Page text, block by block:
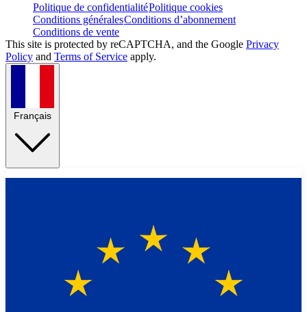
Politique de confidentialitéPolitique cookies
Conditions généralesConditions d’abonnement
Conditions de vente
This site is protected by reCAPTCHA, and the Google Privacy
Policy and Terms of Service apply.
Français